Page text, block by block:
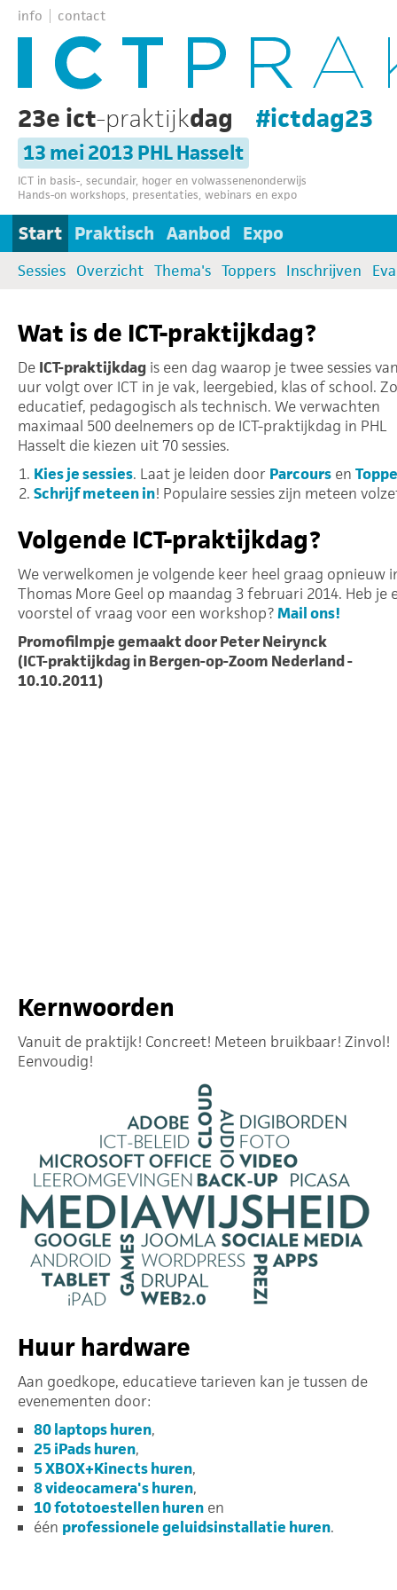
info contact
23e ict-praktijkdag #ictdag23
13 mei 2013 PHL Hasselt
ICT in basis-, secundair, hoger en volwassenenonderwijs
Hands-on workshops, presentaties, webinars en expo
Start Praktisch Aanbod Expo
Sessies Overzicht Thema's Toppers Inschrijven
Wat is de ICT-praktijkdag?
De ICT-praktijkdag is een dag waarop je twee sessies
uur volgt over ICT in je vak, leergebied, klas of school.
educatief, pedagogisch als technisch. We verwachten
maximaal 500 deelnemers op de ICT-praktijkdag in PHL
Hasselt die kiezen uit 70 sessies.
Kies je sessies. Laat je leiden door Parcours en
Schrijf meteen in! Populaire sessies zijn meteen
Volgende ICT-praktijkdag?
We verwelkomen je volgende keer heel graag opnieuw
Thomas More Geel op maandag 3 februari 2014. Heb je
voorstel of vraag voor een workshop?Mail ons!
Promofilmpje gemaakt door Peter Neirynck
(ICT-praktijkdag in Bergen-op-Zoom Nederland -
10.10.2011)
Kernwoorden
Vanuit de praktijk! Concreet! Meteen bruikbaar! Zinvol!
Eenvoudig!
Huur hardware
Aan goedkope, educatieve tarieven kan je tussen de
evenementen door:
80 laptops huren,
25 iPads huren,
5 XBOX+Kinects huren,
8 videocamera's huren,
10 fototoestellen huren en
één professionele geluidsinstallatie huren.